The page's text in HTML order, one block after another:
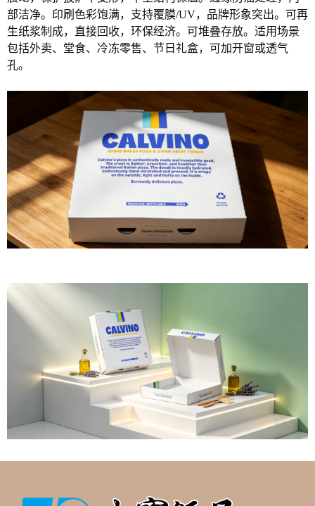
部洁净。印刷色彩饱满，支持覆膜/UV，品牌形象突出。可再
生纸浆制成，直接回收，环保经济。可堆叠存放。适用场景
包括外卖、堂食、冷冻零售、节日礼盒，可加开窗或透气
孔。